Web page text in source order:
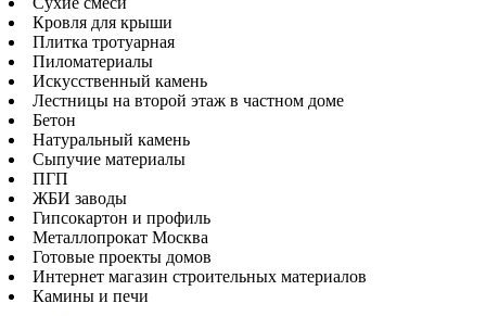
Кровля для крыши
Плитка тротуарная
Пиломатериалы
Искусственный камень
Лестницы на второй этаж в частном доме
Бетон
Натуральный камень
Сыпучие материалы
ПГП
ЖБИ заводы
Гипсокартон и профиль
Металлопрокат Москва
Готовые проекты домов
Интернет магазин строительных материалов
Камины и печи